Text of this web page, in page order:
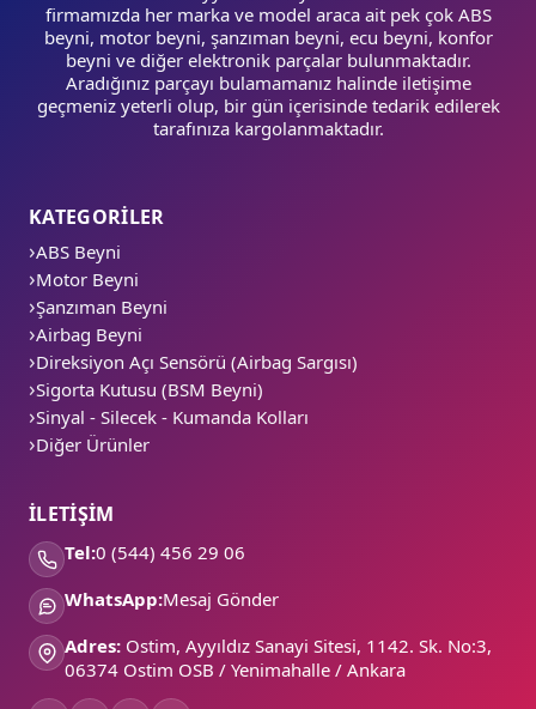
firmamızda her marka ve model araca ait pek çok ABS
beyni, motor beyni, şanzıman beyni, ecu beyni, konfor
beyni ve diğer elektronik parçalar bulunmaktadır.
Aradığınız parçayı bulamamanız halinde iletişime
geçmeniz yeterli olup, bir gün içerisinde tedarik edilerek
tarafınıza kargolanmaktadır.
KATEGORİLER
ABS Beyni
Motor Beyni
Şanzıman Beyni
Airbag Beyni
Direksiyon Açı Sensörü (Airbag Sargısı)
Sigorta Kutusu (BSM Beyni)
Sinyal - Silecek - Kumanda Kolları
Diğer Ürünler
İLETİŞİM
Tel:0 (544) 456 29 06
WhatsApp:Mesaj Gönder
Adres: Ostim, Ayyıldız Sanayi Sitesi, 1142. Sk. No:3,
06374 Ostim OSB / Yenimahalle / Ankara